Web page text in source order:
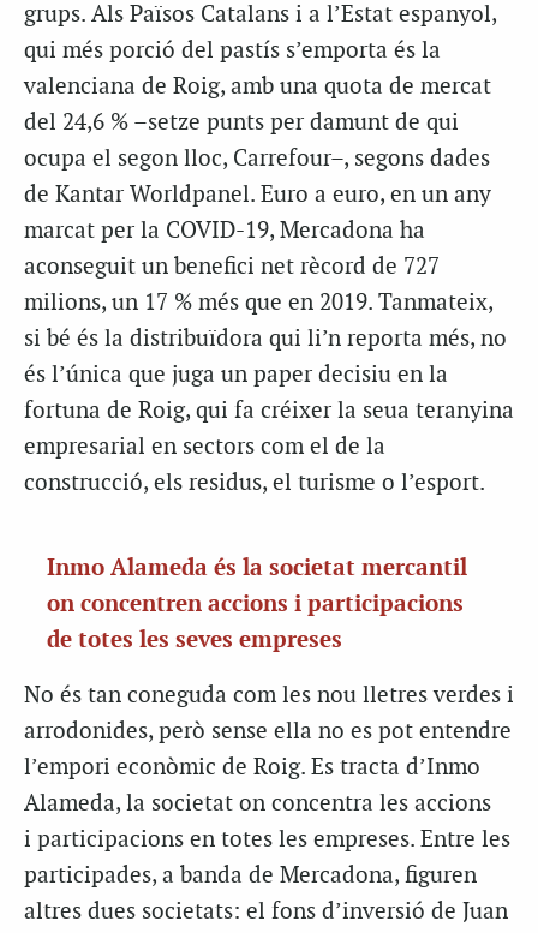
grups. Als Països Catalans i a l’Estat espanyol,
qui més porció del pastís s’emporta és la
valenciana de Roig, amb una quota de mercat
del 24,6 % –setze punts per damunt de qui
ocupa el segon lloc, Carrefour–, segons dades
de Kantar Worldpanel. Euro a euro, en un any
marcat per la COVID-19, Mercadona ha
aconseguit un benefici net rècord de 727
milions, un 17 % més que en 2019. Tanmateix,
si bé és la distribuïdora qui li’n reporta més, no
és l’única que juga un paper decisiu en la
fortuna de Roig, qui fa créixer la seua teranyina
empresarial en sectors com el de la
construcció, els residus, el turisme o l’esport.
Inmo Alameda és la societat mercantil
on concentren accions i participacions
de totes les seves empreses
No és tan coneguda com les nou lletres verdes i
arrodonides, però sense ella no es pot entendre
l’empori econòmic de Roig. Es tracta d’Inmo
Alameda, la societat on concentra les accions
i participacions en totes les empreses. Entre les
participades, a banda de Mercadona, figuren
altres dues societats: el fons d’inversió de Juan